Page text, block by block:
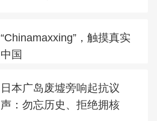
“Chinamaxxing”，触摸真实
中国
日本广岛废墟旁响起抗议
声：勿忘历史、拒绝拥核